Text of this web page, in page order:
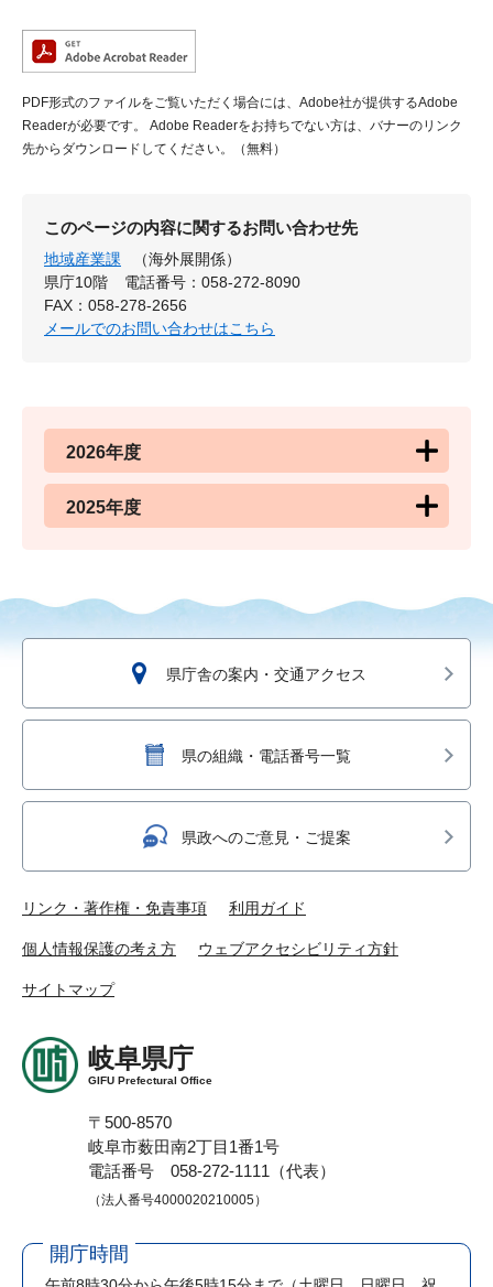
PDF形式のファイルをご覧いただく場合には、Adobe社が提供するAdobe
Readerが必要です。
Adobe Readerをお持ちでない方は、バナーのリンク
先からダウンロードしてください。（無料）
このページの内容に関するお問い合わせ先
地域産業課
（海外展開係）
県庁10階
電話番号：058-272-8090
FAX：058-278-2656
メールでのお問い合わせはこちら
2026年度
2025年度
県庁舎の案内・交通アクセス
県の組織・電話番号一覧
県政へのご意見・ご提案
リンク・著作権・免責事項 利用ガイド
個人情報保護の考え方 ウェブアクセシビリティ方針
サイトマップ
岐阜県庁
GIFU Prefectural Office
〒500-8570
岐阜市薮田南2丁目1番1号
電話番号 058-272-1111（代表）
（法人番号4000020210005）
開庁時間